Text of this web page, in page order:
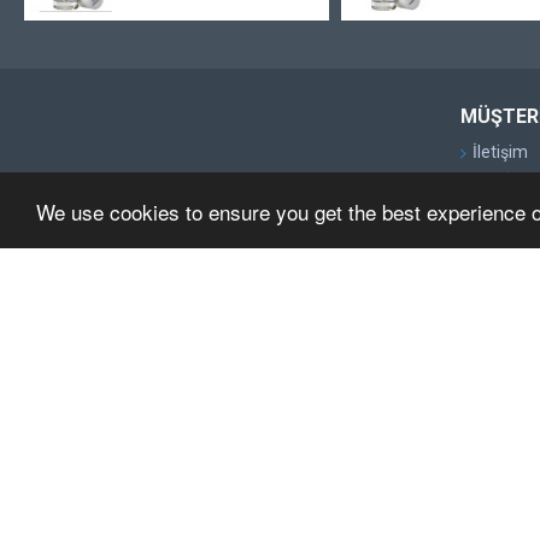
We use cookies to ensure you get the best experience
İletişim
Site Map